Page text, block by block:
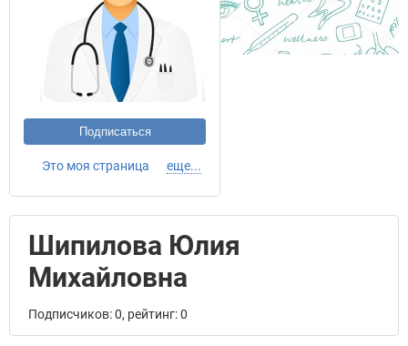
Подписаться
Это моя страница еще...
Шипилова Юлия
Михайловна
Подписчиков: 0, рейтинг: 0